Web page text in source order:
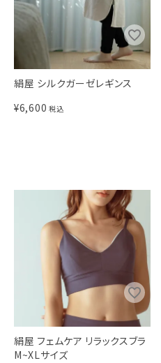
絹屋 シルクガーゼレギンス
¥6,600 税込
絹屋 フェムケア リラックスブラ
M~XLサイズ